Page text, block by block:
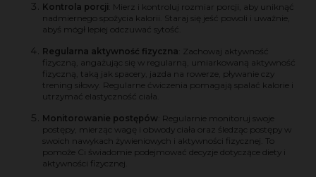
Kontrola porcji : Mierz i kontroluj rozmiar porcji, aby uniknąć
nadmiernego spożycia kalorii. Staraj się jeść powoli i uważnie,
abyś mógł lepiej odczuwać sytość.
Regularna aktywność fizyczna : Zachowaj aktywność
fizyczną, angażując się w regularną, umiarkowaną aktywność
fizyczną, taką jak spacery, jazda na rowerze, pływanie czy
trening siłowy. Regularne ćwiczenia pomagają spalać kalorie i
utrzymać elastyczność ciała.
Monitorowanie postępów : Regularnie monitoruj swoje
postępy, mierząc wagę i obwody ciała oraz śledząc postępy w
swoich nawykach żywieniowych i aktywności fizycznej. To
pomoże Ci świadomie podejmować decyzje dotyczące diety i
aktywności fizycznej.